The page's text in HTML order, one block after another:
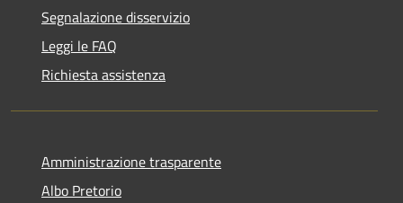
Segnalazione disservizio
Leggi le FAQ
Richiesta assistenza
Amministrazione trasparente
Albo Pretorio